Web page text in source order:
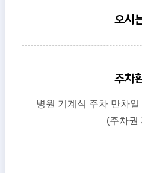
오시
주차
병원 기계식 주차 만차
(주차권